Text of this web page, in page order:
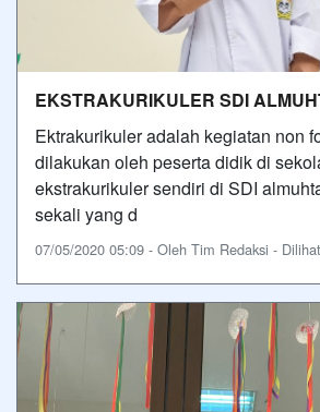
EKSTRAKURIKULER SDI
Ektrakurikuler adalah kegiatan non
dilakukan oleh peserta didik di
ekstrakurikuler sendiri di SDI
sekali yang d
07/05/2020 05:09 - Oleh Tim Redaksi -